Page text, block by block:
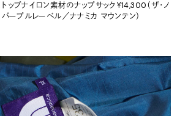
ップナイロン素材のナップサック￥14,300（ザ・ノ
パープルレーベル／ナナミカ マウンテン）